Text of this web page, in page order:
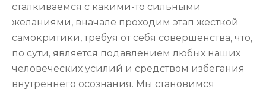
сталкиваемся с какими-то сильными
желаниями, вначале проходим этап жесткой
самокритики, требуя от себя совершенства, что,
по сути, является подавлением любых наших
человеческих усилий и средством избегания
внутреннего осознания. Мы становимся